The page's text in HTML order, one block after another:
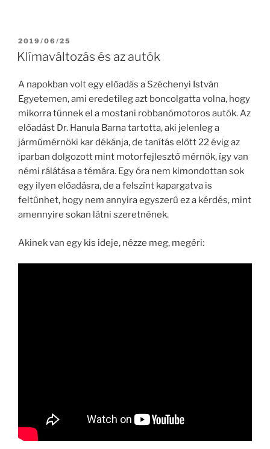
POSTED
ON
2019/06/25
Klímaváltozás és az autók
A napokban volt egy előadás a Széchenyi István
Egyetemen, ami eredetileg azt boncolgatta volna, hogy
mikorra tűnnek el a mostani robbanómotoros autók. Az
előadást Dr. Hanula Barna tartotta, aki jelenleg a
járműmérnöki kar dékánja, de tanítás előtt 22 évig az
iparban dolgozott mint motorfejlesztő mérnök, így van
némi rálátása a témára. Egy óra nem kimondottan sok
egy ilyen előadásra, de a felszínt kapargatva is
feltűnhet, hogy nem annyira egyszerű ez a kérdés, mint
amennyire sokan látni szeretnének.
Akinek van egy kis ideje, nézze meg, megéri: